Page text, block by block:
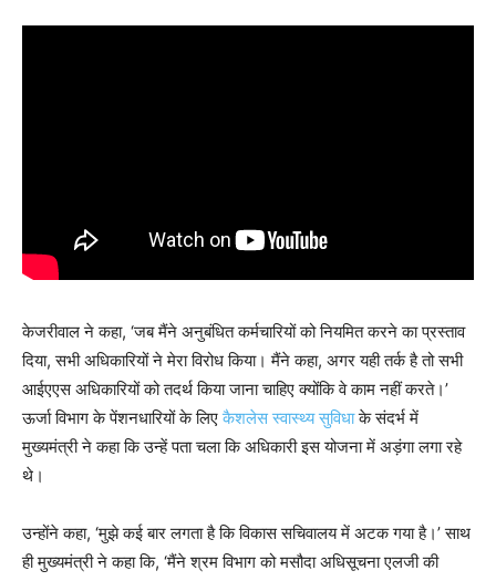
केजरीवाल ने कहा, ‘जब मैंने अनुबंधित कर्मचारियों को नियमित करने का प्रस्ताव
दिया, सभी अधिकारियों ने मेरा विरोध किया। मैंने कहा, अगर यही तर्क है तो सभी
आईएएस अधिकारियों को तदर्थ किया जाना चाहिए क्योंकि वे काम नहीं करते।’
ऊर्जा विभाग के पेंशनधारियों के लिएकैशलेस स्वास्थ्य सुविधाके संदर्भ में
मुख्यमंत्री ने कहा कि उन्हें पता चला कि अधिकारी इस योजना में अड़ंगा लगा रहे
थे।
उन्होंने कहा, ‘मुझे कई बार लगता है कि विकास सचिवालय में अटक गया है।’ साथ
ही मुख्यमंत्री ने कहा कि, ‘मैंने श्रम विभाग को मसौदा अधिसूचना एलजी की